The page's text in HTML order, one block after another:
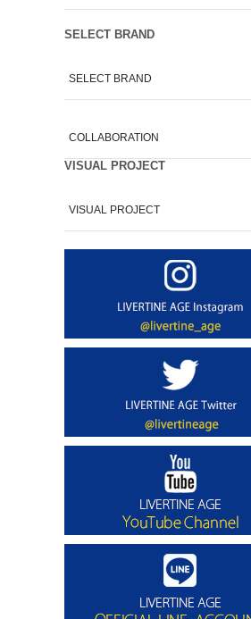
SELECT BRAND
SELECT BRAND
COLLABORATION
VISUAL PROJECT
VISUAL PROJECT